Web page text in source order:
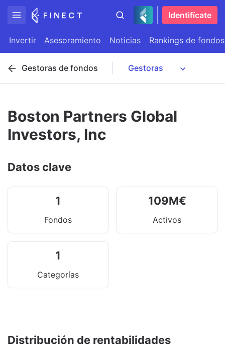
Identifícate
Invertir Asesoramiento Noticias Rankings de fondos
Gestoras de fondos
Boston Partners Global
Investors, Inc
Datos clave
1
Fondos
109M€
Activos
1
Categorías
Distribución de rentabilidades